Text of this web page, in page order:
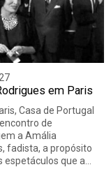
em Paris
Casa de Portugal
de
a Amália
fadista, a propósito
espetáculos que a…